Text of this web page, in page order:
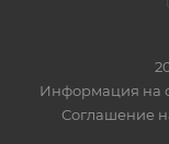
Информация на
Соглашение